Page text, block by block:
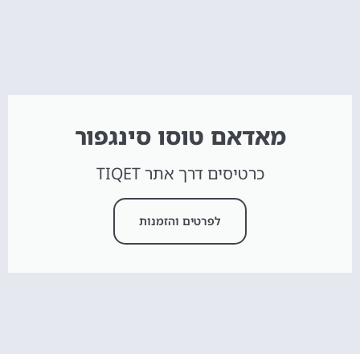
מאדאם טוסו סינגפור
כרטיסים דרך אתר TIQET
לפרטים והזמנות